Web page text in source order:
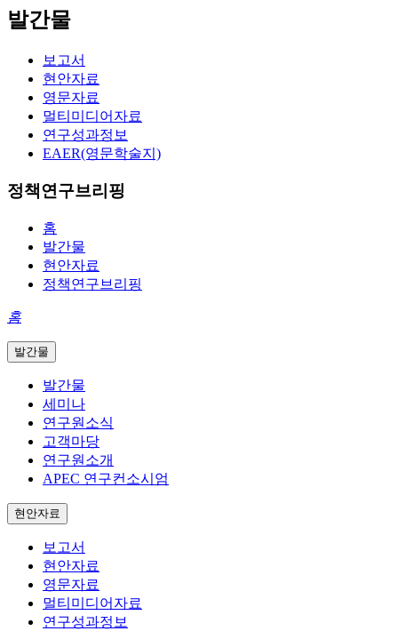
발간물
보고서
현안자료
영문자료
멀티미디어자료
연구성과정보
EAER(영문학술지)
정책연구브리핑
홈
발간물
현안자료
정책연구브리핑
홈
발간물
발간물
세미나
연구원소식
고객마당
연구원소개
APEC 연구컨소시엄
현안자료
보고서
현안자료
영문자료
멀티미디어자료
연구성과정보